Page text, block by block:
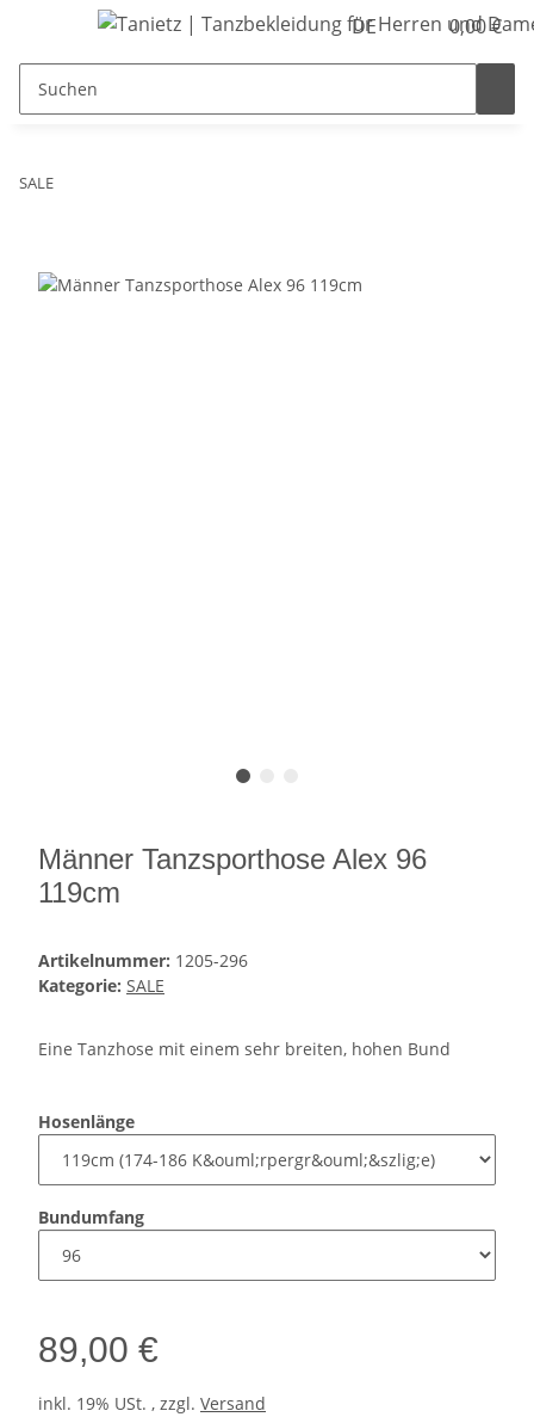
DE 0,00 €
SALE
Männer Tanzsporthose Alex 96
119cm
Artikelnummer: 1205-296
Kategorie: SALE
Eine Tanzhose mit einem sehr breiten, hohen Bund
Hosenlänge
Bundumfang
89,00 €
inkl. 19% USt. , zzgl. Versand